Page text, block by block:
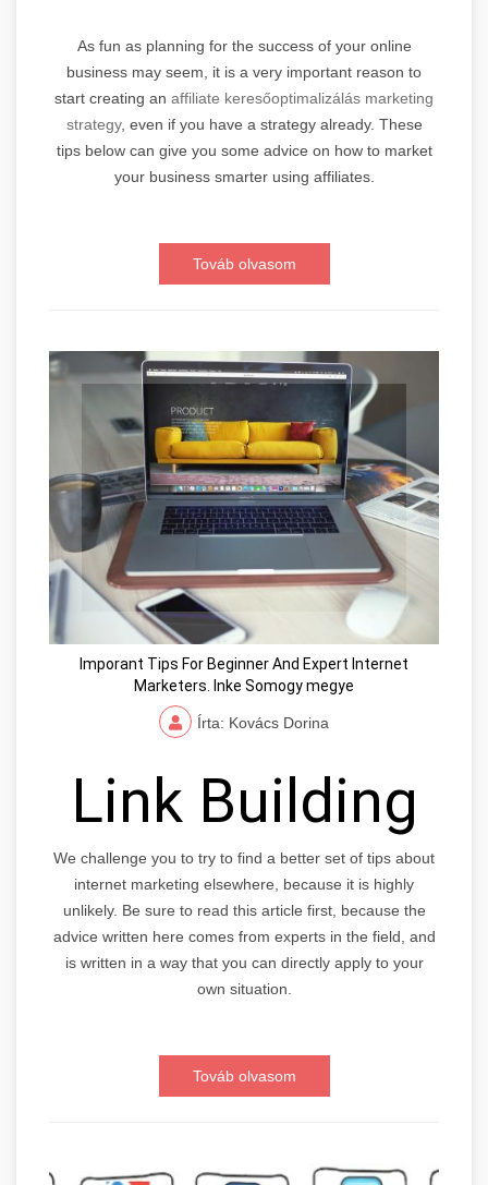
As fun as planning for the success of your online
business may seem, it is a very important reason to
start creating an affiliate keresőoptimalizálás marketing
strategy, even if you have a strategy already. These
tips below can give you some advice on how to market
your business smarter using affiliates.
Továb olvasom
Imporant Tips For Beginner And Expert Internet
Marketers. Inke Somogy megye
Írta: Kovács Dorina
Link Building
We challenge you to try to find a better set of tips about
internet marketing elsewhere, because it is highly
unlikely. Be sure to read this article first, because the
advice written here comes from experts in the field, and
is written in a way that you can directly apply to your
own situation.
Továb olvasom